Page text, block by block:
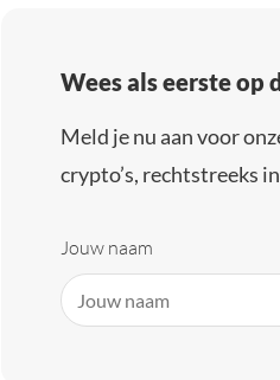
Wees als eerste op
Meld je nu aan voor
crypto’s, rechtstreeks
Jouw naam